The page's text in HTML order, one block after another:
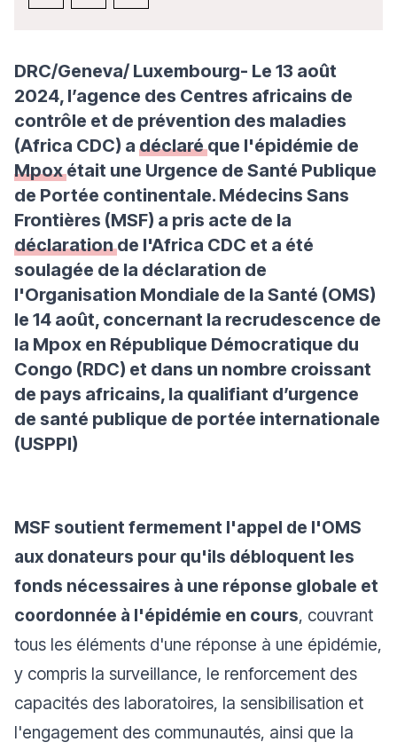
DRC/Geneva/ Luxembourg- Le 13 août
2024, l’agence des Centres africains de
contrôle et de prévention des maladies
(Africa CDC) a déclaréque l'épidémie de
Mpoxétait une Urgence de Santé Publique
de Portée continentale. Médecins Sans
Frontières (MSF) a pris acte de la
déclarationde l'Africa CDC et a été
soulagée de la déclaration de
l'Organisation Mondiale de la Santé (OMS)
le 14 août, concernant la recrudescence de
la Mpox en République Démocratique du
Congo (RDC) et dans un nombre croissant
de pays africains, la qualifiant d’urgence
de santé publique de portée internationale
(USPPI)
MSF soutient fermement l'appel de l'OMS
aux donateurs pour qu'ils débloquent les
fonds nécessaires à une réponse globale et
coordonnée à l'épidémie en cours, couvrant
tous les éléments d'une réponse à une épidémie,
y compris la surveillance, le renforcement des
capacités des laboratoires, la sensibilisation et
l'engagement des communautés, ainsi que la